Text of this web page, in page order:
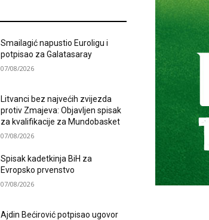
Smailagić napustio Euroligu i
potpisao za Galatasaray
07/08/2026
Litvanci bez najvećih zvijezda
protiv Zmajeva: Objavljen spisak
za kvalifikacije za Mundobasket
07/08/2026
Spisak kadetkinja BiH za
Evropsko prvenstvo
07/08/2026
Ajdin Bećirović potpisao ugovor